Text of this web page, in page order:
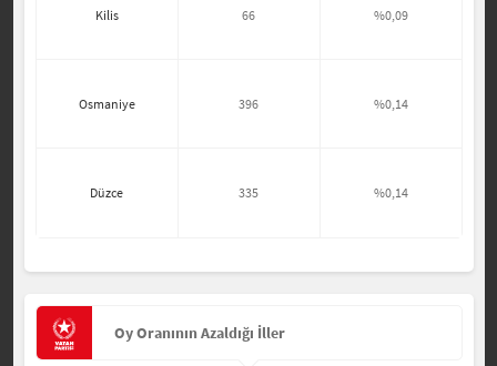
Kilis 66 %0,09
Osmaniye 396 %0,14
Düzce 335 %0,14
Oy Oranının Azaldığı İller